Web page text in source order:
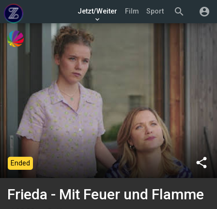
search account_circle
Jetzt/Weiter
keyboard_arrow_down
Film Sport
share
Ended
Frieda - Mit Feuer und Flamme